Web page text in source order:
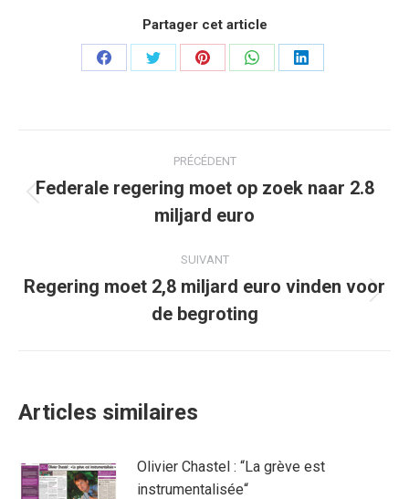
Partager cet article
PartagerPartagerPartagerPartagerPartager
article
PRÉCÉDENT
précédent
Federale regering moet op zoek naar 2.8
miljard euro
SUIVANT
Article
suivant
Regering moet 2,8 miljard euro vinden voor
de begroting
Articles similaires
Olivier Chastel : “La grève est
instrumentalisée“